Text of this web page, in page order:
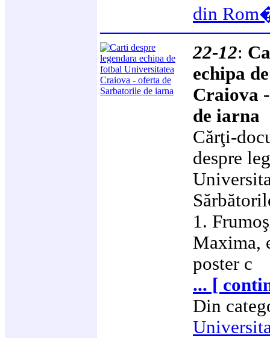
din
22-12:
echipa
Craiova
de iarna
Cărţi-
despre
1.
Maxima,
poster c
... [
Din